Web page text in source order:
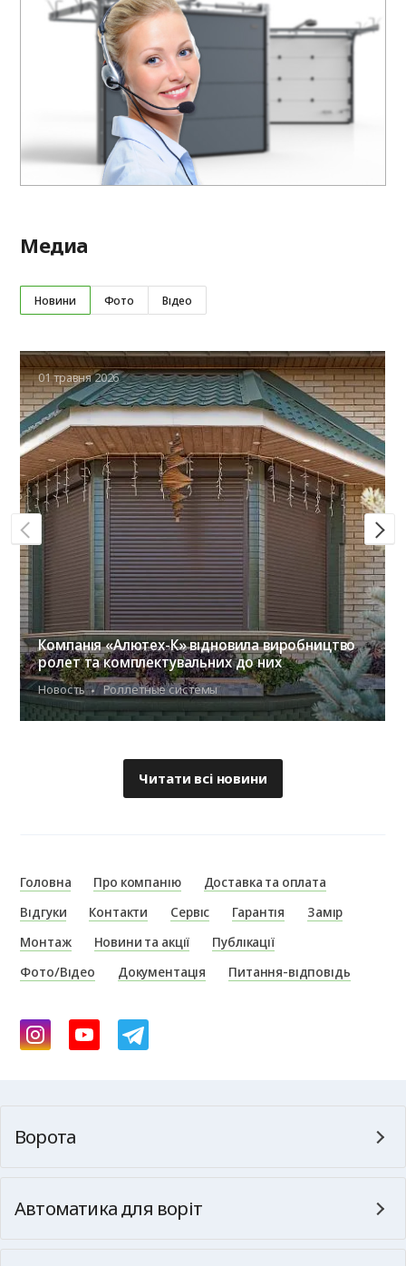
Медиа
Новини Фото Відео
01 травня 2026
Компанія «Алютех-К» відновила виробництво
ролет та комплектувальних до них
Новость Роллетные системы
Читати всі новини
Головна Про компанію
Доставка та оплата
Відгуки
Контакти Сервіс Гарантія
Замір
Монтаж
Новини та акції
Публікації
Фото/Відео
Документація Питання-відповідь
Ворота
Автоматика для воріт